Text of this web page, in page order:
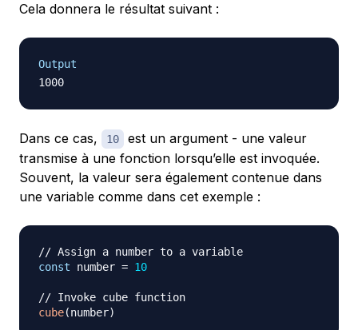
Cela donnera le résultat suivant :
Output
Dans ce cas, 10 est un argument - une valeur
transmise à une fonction lorsqu’elle est invoquée.
Souvent, la valeur sera également contenue dans
une variable comme dans cet exemple :
// Assign a number to a variable
const number = 10
// Invoke cube function
cube(number)